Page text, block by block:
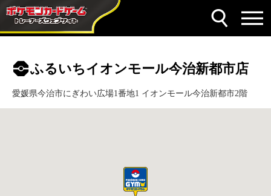
ふるいちイオンモール今治新都市店
愛媛県今治市にぎわい広場1番地1 イオンモール今治新都市2階